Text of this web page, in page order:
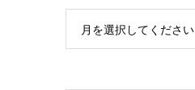
月を選択してください